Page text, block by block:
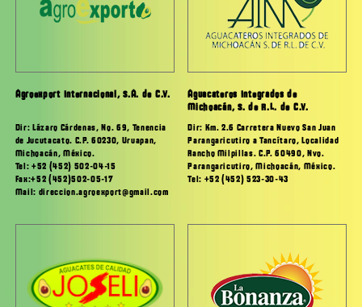
Agroexport Internacional, S.A. de C.V.
Dir: Lázaro Cárdenas, No. 69, Tenencia
de Jucutacato. C.P. 60230, Uruapan,
Michoacán, México.
Tel: +52 (452) 502-04-15
Fax:+52 (452)502-05-17
Mail: direccion.agroexport@gmail.com
Aguacateros Integrados de
Michoacán, S. de R.L. de C.V.
Dir: Km. 2.6 Carretera Nuevo San Juan
Parangaricutiro a Tancítaro, Localidad
Rancho Milpillas. C.P. 60490, Nvo.
Parangaricutiro, Michoacán, México.
Tel: +52 (452) 523-30-43